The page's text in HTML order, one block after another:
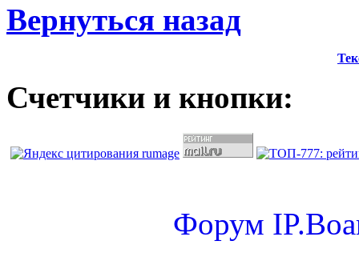
Вернуться назад
Счетчики и кнопки:
Форум